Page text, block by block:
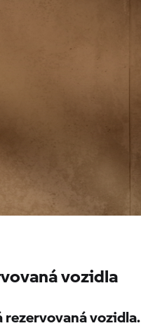
vozidla
rezervovaná vozidla.